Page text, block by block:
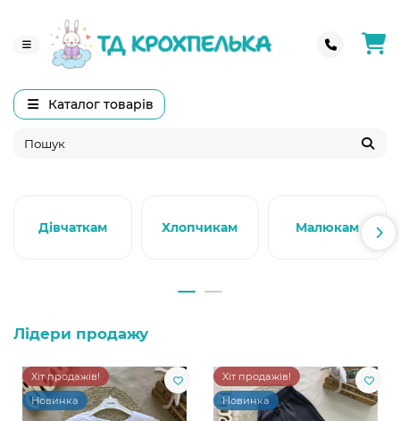
Каталог товарів
Дівчаткам Хлопчикам Малюкам
Лідери продажу
Хіт продажів!
Новинка
Хіт продажів!
Новинка